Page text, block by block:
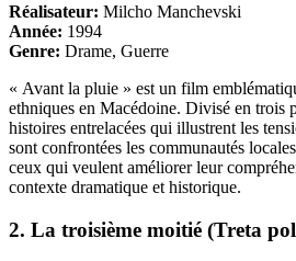
Réalisateur: Milcho Manchevski
Année: 1994
Genre: Drame, Guerre
« Avant la pluie » est un film
ethniques en Macédoine. Divisé en trois
histoires entrelacées qui illustrent les
sont confrontées les communautés
ceux qui veulent améliorer leur
contexte dramatique et historique.
2. La troisième moitié (Treta